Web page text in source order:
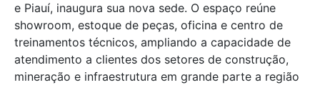
e Piauí, inaugura sua nova sede. O espaço reúne
showroom, estoque de peças, oficina e centro de
treinamentos técnicos, ampliando a capacidade de
atendimento a clientes dos setores de construção,
mineração e infraestrutura em grande parte a região